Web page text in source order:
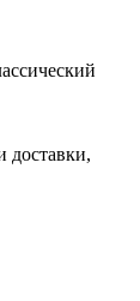
доставки,